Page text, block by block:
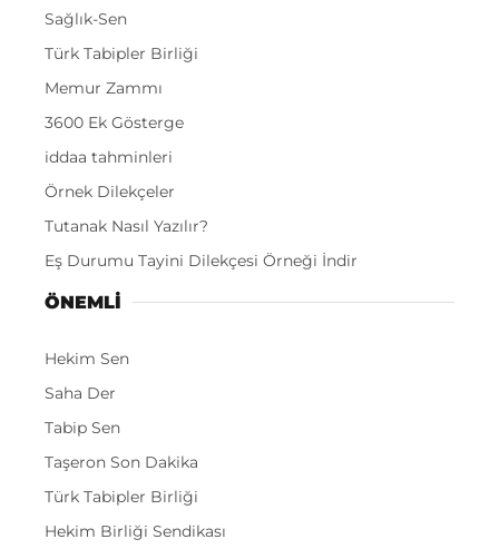
Sağlık-Sen
Türk Tabipler Birliği
Memur Zammı
3600 Ek Gösterge
iddaa tahminleri
Örnek Dilekçeler
Tutanak Nasıl Yazılır?
Eş Durumu Tayini Dilekçesi Örneği İndir
ÖNEMLI
Hekim Sen
Saha Der
Tabip Sen
Taşeron Son Dakika
Türk Tabipler Birliği
Hekim Birliği Sendikası